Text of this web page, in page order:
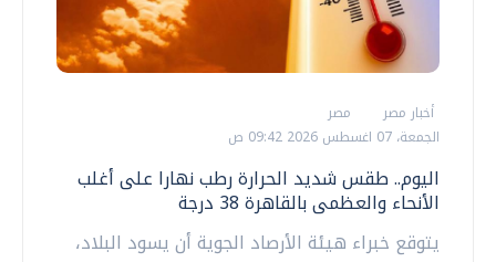
أخبار مصر
مصر
الجمعة، 07 اغسطس 2026 09:42 ص
اليوم.. طقس شديد الحرارة رطب نهارا على أغلب
الأنحاء والعظمى بالقاهرة 38 درجة
يتوقع خبراء هيئة الأرصاد الجوية أن يسود البلاد،